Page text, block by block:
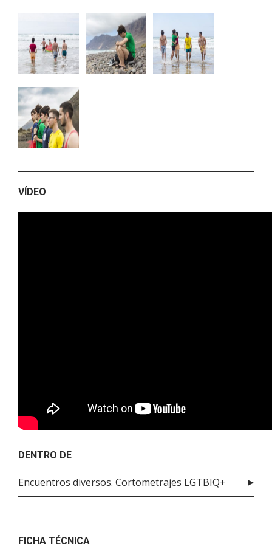
VÍDEO
DENTRO DE
Encuentros diversos. Cortometrajes LGTBIQ+
FICHA TÉCNICA